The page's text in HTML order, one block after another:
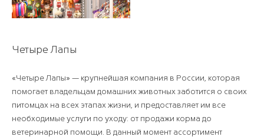
Четыре Лапы
«Четыре Лапы» — крупнейшая компания в России, которая
помогает владельцам домашних животных заботится о своих
питомцах на всех этапах жизни, и предоставляет им все
необходимые услуги по уходу: от продажи корма до
ветеринарной помощи. В данный момент ассортимент